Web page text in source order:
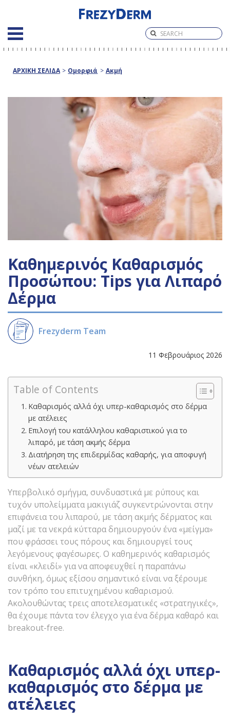
ΑΡΧΙΚΗ ΣΕΛΙΔΑ > Ομορφιά > Ακμή
Καθημερινός Καθαρισμός
Προσώπου: Tips για Λιπαρό
Δέρμα
Frezyderm Team
11 Φεβρουάριος 2026
Table of Contents
Καθαρισμός αλλά όχι υπερ-καθαρισμός στο δέρμα
με ατέλειες
Επιλογή του κατάλληλου καθαριστικού για το
λιπαρό, με τάση ακμής δέρμα
Διατήρηση της επιδερμίδας καθαρής, για αποφυγή
νέων ατελειών
Υπερβολικό σμήγμα, συνδυαστικά με ρύπους και
τυχόν υπολείμματα μακιγιάζ συγκεντρώνονται στην
επιφάνεια του λιπαρού, με τάση ακμής δέρματος και
μαζί με τα νεκρά κύτταρα δημιουργούν ένα «μείγμα»
που φράσσει τους πόρους και δημιουργεί τους
λεγόμενους φαγέσωρες. Ο καθημερινός καθαρισμός
είναι «κλειδί» για να αποφευχθεί η παραπάνω
συνθήκη, όμως εξίσου σημαντικό είναι να ξέρουμε
τον τρόπο του επιτυχημένου καθαρισμού.
Ακολουθώντας τρεις αποτελεσματικές «στρατηγικές»,
θα έχουμε πάντα τον έλεγχο για ένα δέρμα καθαρό και
breakout-free.
Καθαρισμός αλλά όχι υπερ-
καθαρισμός στο δέρμα με
ατέλειες